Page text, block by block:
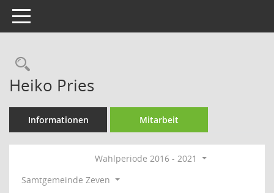
Toggle navigation
Rechercheauswahl
Heiko Pries
Informationen Mitarbeit
Wahlperiode 2016 - 2021
Samtgemeinde Zeven